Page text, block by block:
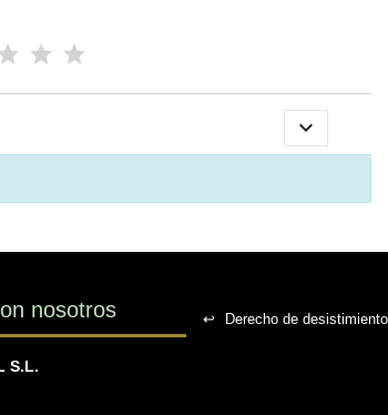

nosotros
S.L.
↩ Derecho de desistimiento